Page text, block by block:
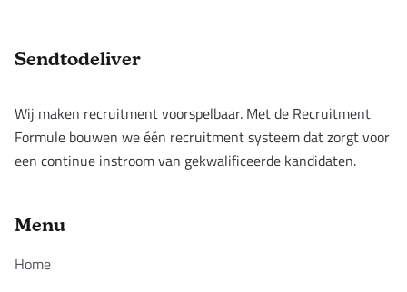
Footer
Sendtodeliver
Wij maken recruitment voorspelbaar. Met de Recruitment
Formule bouwen we één recruitment systeem dat zorgt voor
een continue instroom van gekwalificeerde kandidaten.
Menu
Home